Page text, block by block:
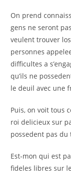
On prend
gens ne seront
veulent trouver
personnes
difficultes a
qu’ils ne
le deuil avec une
Puis, on voit tous
roi delicieux sur
possedent pas
Est-mon qui est
fideles libres sur